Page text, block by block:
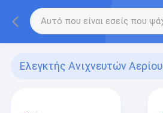
Ελεγκτής Ανιχνευτών Αερίου